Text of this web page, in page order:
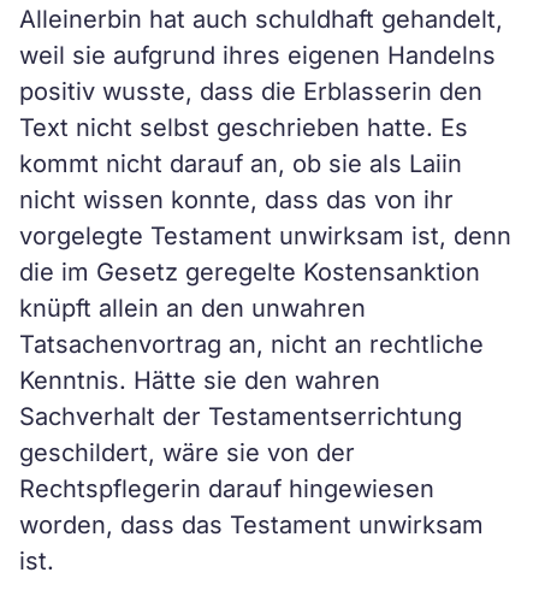
Alleinerbin hat auch schuldhaft gehandelt,
weil sie aufgrund ihres eigenen Handelns
positiv wusste, dass die Erblasserin den
Text nicht selbst geschrieben hatte. Es
kommt nicht darauf an, ob sie als Laiin
nicht wissen konnte, dass das von ihr
vorgelegte Testament unwirksam ist, denn
die im Gesetz geregelte Kostensanktion
knüpft allein an den unwahren
Tatsachenvortrag an, nicht an rechtliche
Kenntnis. Hätte sie den wahren
Sachverhalt der Testamentserrichtung
geschildert, wäre sie von der
Rechtspflegerin darauf hingewiesen
worden, dass das Testament unwirksam
ist.